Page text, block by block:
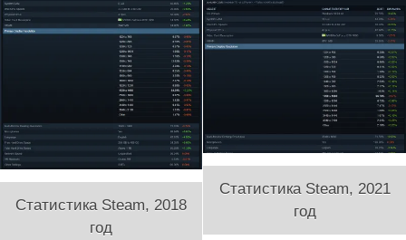
Статистика Steam, 2018
год
Статистика Steam, 2021
год